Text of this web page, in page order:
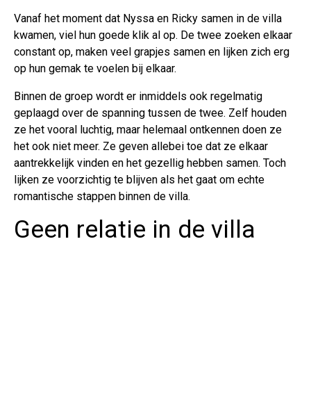
Vanaf het moment dat Nyssa en Ricky samen in de villa
kwamen, viel hun goede klik al op. De twee zoeken elkaar
constant op, maken veel grapjes samen en lijken zich erg
op hun gemak te voelen bij elkaar.
Binnen de groep wordt er inmiddels ook regelmatig
geplaagd over de spanning tussen de twee. Zelf houden
ze het vooral luchtig, maar helemaal ontkennen doen ze
het ook niet meer. Ze geven allebei toe dat ze elkaar
aantrekkelijk vinden en het gezellig hebben samen. Toch
lijken ze voorzichtig te blijven als het gaat om echte
romantische stappen binnen de villa.
Geen relatie in de villa